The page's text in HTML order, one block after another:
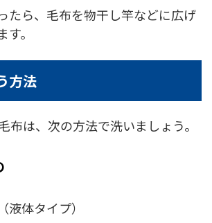
たら、毛布を物干し竿などに広げ
。
方法
布は、次の方法で洗いましょう。
液体タイプ）